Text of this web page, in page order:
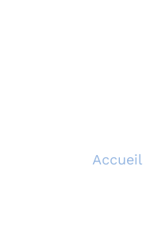
Accueil